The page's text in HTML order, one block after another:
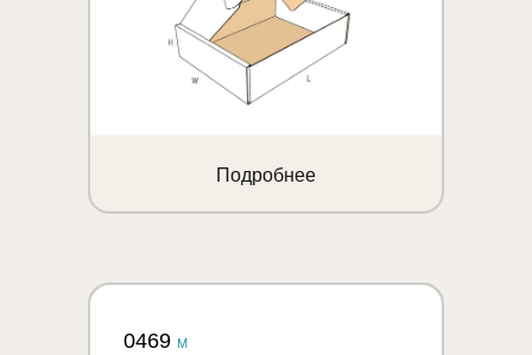
Подробнее
0469 M